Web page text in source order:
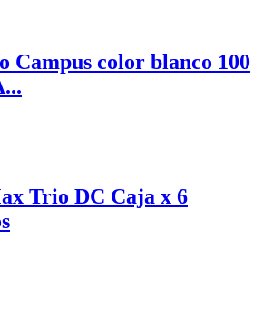
Campus color blanco 100
Trio DC Caja x 6